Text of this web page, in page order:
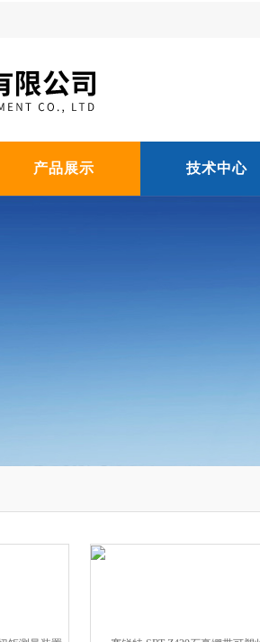
产品展示 技术中心